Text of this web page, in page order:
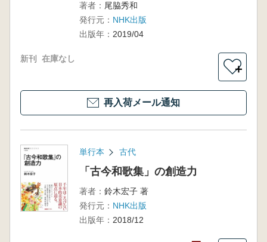
著者： 尾脇秀和
発行元： NHK出版
出版年： 2019/04
新刊 在庫なし
＋
再入荷メール通知
単行本 古代
「古今和歌集」の創造力
著者： 鈴木宏子 著
発行元： NHK出版
出版年： 2018/12